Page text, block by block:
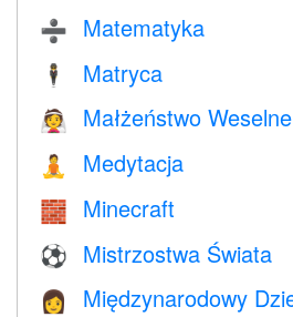
➗ Matematyka
🕴️ Matryca
👰 Małżeństwo Weselne
🧘 Medytacja
🧱 Minecraft
⚽ Mistrzostwa Świata
👩 Międzynarodowy